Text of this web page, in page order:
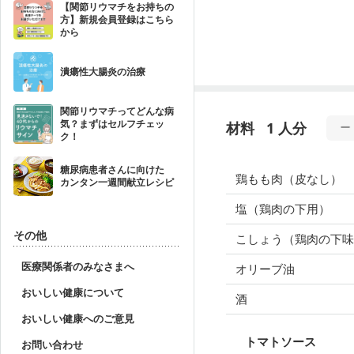
【関節リウマチをお持ちの
方】新規会員登録はこちら
から
潰瘍性大腸炎の治療
関節リウマチってどんな病
気？まずはセルフチェッ
ク！
糖尿病患者さんに向けた
カンタン一週間献立レシピ
その他
医療関係者のみなさまへ
おいしい健康について
おいしい健康へのご意見
お問い合わせ
材料 1 人分
鶏もも肉（皮なし）
塩（鶏肉の下用）
こしょう（鶏肉の下
オリーブ油
酒
トマトソース